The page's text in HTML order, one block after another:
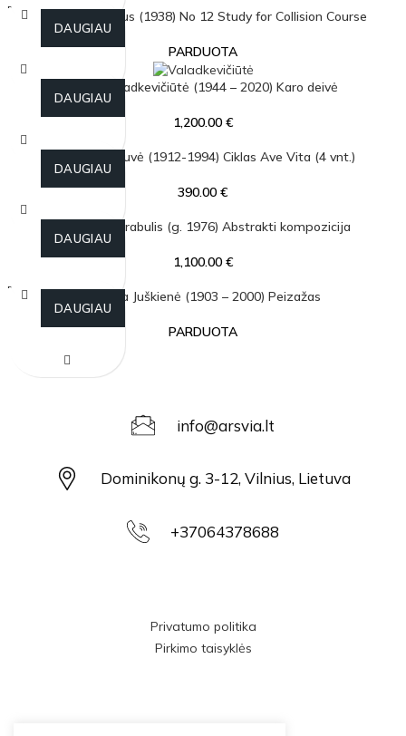
PARDU
OTA
Kęstutis Zapkus (1938) No 12 Study for Collision Course
PARDUOTA
DAUGIAU
Nijolė Valadkevičiūtė (1944 – 2020) Karo deivė
1,200.00 €
DAUGIAU
Petras Rauduvė (1912-1994) Ciklas Ave Vita (4 vnt.)
390.00 €
DAUGIAU
Simonas Skrabulis (g. 1976) Abstrakti kompozicija
1,100.00 €
DAUGIAU
PARDU
OTA
Valerija Juškienė (1903 – 2000) Peizažas
PARDUOTA
DAUGIAU
info@arsvia.lt
Dominikonų g. 3-12, Vilnius, Lietuva
+37064378688
Privatumo politika
Pirkimo taisyklės